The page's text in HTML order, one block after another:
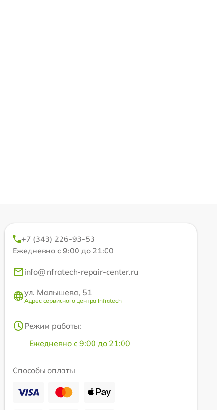
+7 (343) 226-93-53
Ежедневно с 9:00 до 21:00
info@infratech-repair-center.ru
ул. Малышева, 51
Адрес сервисного центра Infratech
Режим работы:
Ежедневно с 9:00 до 21:00
Способы оплаты